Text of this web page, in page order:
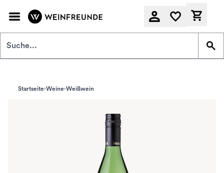
Startseite Weine Weißwein